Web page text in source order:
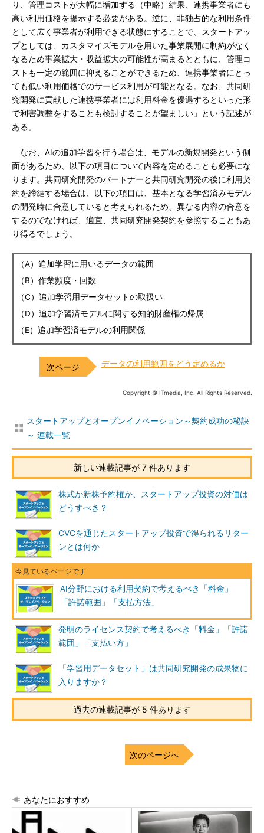
り、管理コストが大幅に増加する（中略）結果、連携事業者にも
高い利用価格を提示する必要がある。逆に、非独占的な利用条件
として広く事業者が利用できる状態にすることで、スタートアッ
プとしては、カスタマイズモデルを用いた事業展開に制約がなく
なるため事業拡大・収益拡大の可能性が高まるとともに、管理コ
ストも一定の範囲に抑えることができるため、連携事業者にとっ
ても低い利用価格でのサービス利用が可能となる。なお、共同研
究開発に貢献した連携事業者には利用料金を優遇するといった形
で利害調整をすることも検討することが望ましい」という記述が
ある。
なお、AIの追加学習を行う場合は、モデルの新規開発という側
面があるため、以下の項目について内容を定めることも必要にな
ります。共同研究開発のパートナーと共同研究開発の後に利用契
約を締結する場合は、以下の項目は、基本となる学習済みモデル
の開発時に合意していると考えられるため、異なる内容の合意を
するのでなければ、適宜、共同研究開発契約を参照することもあ
り得るでしょう。
（A）追加学習に用いるデータの範囲
（B）作業頻度・回数
（C）追加学習用データセットの取扱い
（D）追加学習済モデルに関する知的財産権の帰属
（E）追加学習済モデルの利用関係
データの利用範囲をどう定めるか
Copyright © ITmedia, Inc. All Rights Reserved.
スタートアップとオープンイノベーション～契約成功の秘訣
～ 連載一覧
新しい連載記事が 7 件あります
株式か新株予約権か、スタートアップ投資の対価は
どうすべき？
CVCを通じたスタートアップ投資で得られるリター
ンとは何か
AI分野における利用契約で考えるべき「料金」
「許諾範囲」「支払方法」
発明のライセンス契約で考えるべき「料金」「許諾
範囲」「支払い方」
「学習用データセット」は共同研究開発の成果物に
入りますか？
過去の連載記事が 5 件あります
次のページへ
あなたにおすすめ